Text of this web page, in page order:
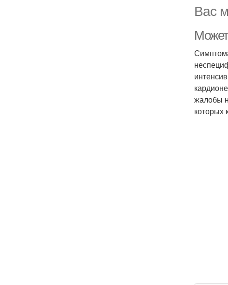
Вас
жалобы
которых